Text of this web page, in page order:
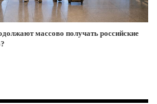
массово получать российские